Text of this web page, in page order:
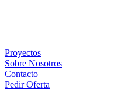
Proyectos
Sobre Nosotros
Contacto
Pedir Oferta